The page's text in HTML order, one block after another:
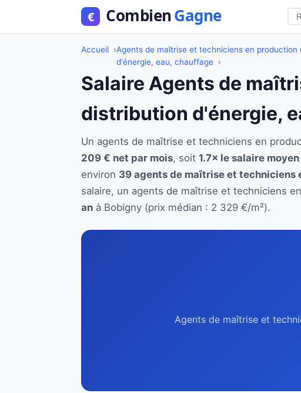
Accueil
Agents de maîtrise et techniciens en production
d'énergie, eau, chauffage
Salaire Agents de
distribution d'énergie,
Un agents de maîtrise et techniciens en
209 € net par mois, soit 1.7× le salaire
environ 39 agents de maîtrise et
salaire, un agents de maîtrise et techniciens
an à Bobigny (prix médian : 2 329 €/m²).
Agents de maîtrise et